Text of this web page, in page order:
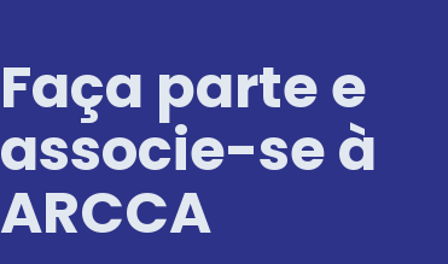
Faça parte e
associe-se à
ARCCA